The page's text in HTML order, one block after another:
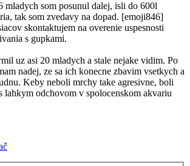
mladych som posunul dalej, isli do 600l
tak som zvedavy na dopad. [emoji846]
skontaktujem na overenie uspesnosti
s gupkami.
uz asi 20 mladych a stale nejake vidim. Po
nadej, ze sa ich konecne zbavim vsetkych a
Keby neboli mrchy take agresivne, boli
lahkym odchovom v spolocenskom akvariu